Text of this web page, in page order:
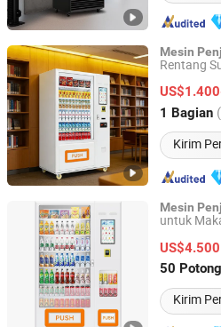
Mesin
Rentang
1 Bagian
Kirim
Chuanghejia Technology
Guangdong, China
Mesin
untuk
US$4.500
50 Potong
Kirim
Chuanghejia Technology
Guangdong, China